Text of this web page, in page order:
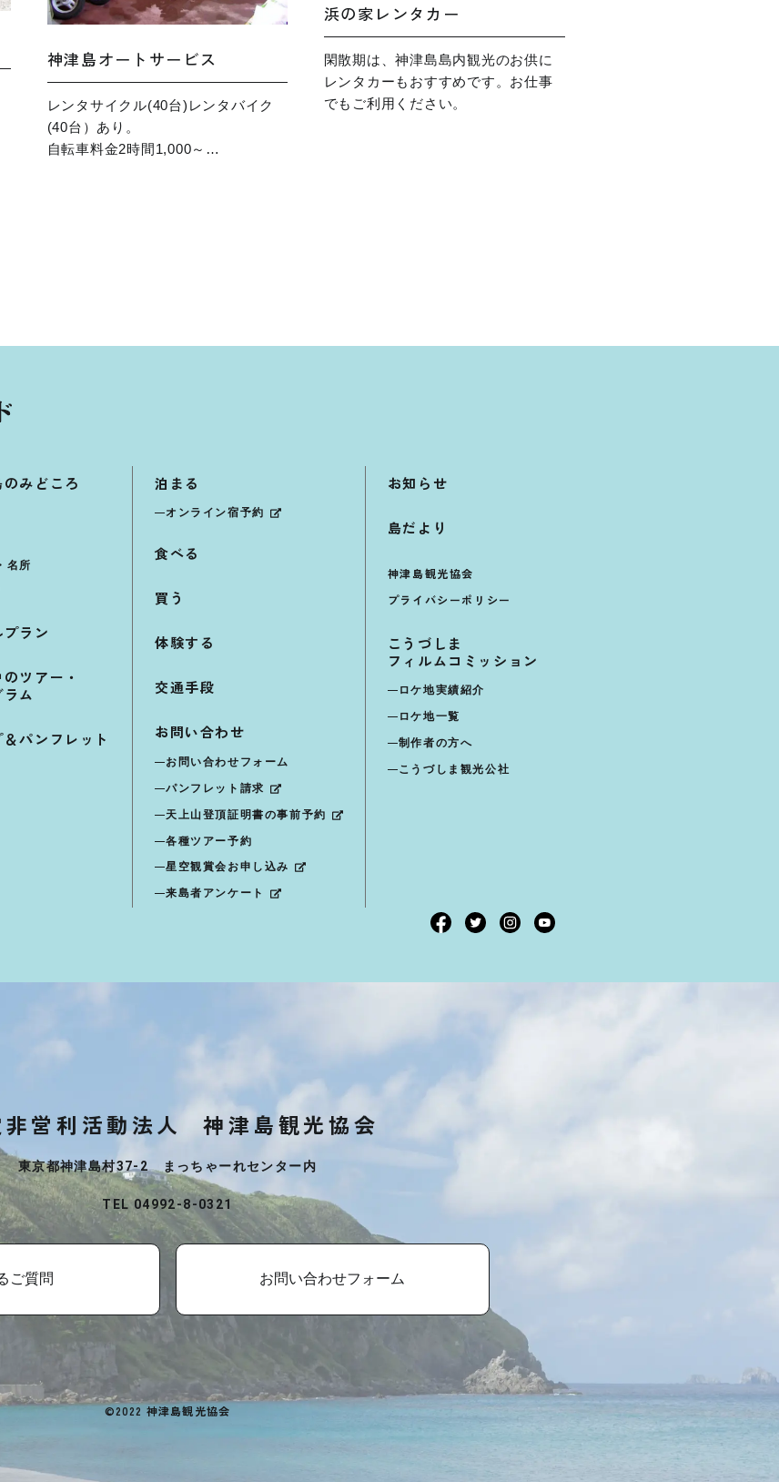
神津島オートサービス
レンタサイクル(40台)レンタバイク
(40台）あり。
自転車料金2時間1,000～…
浜の家レンタカー
閑散期は、神津島島内観光のお供に
レンタカーもおすすめです。お仕事
でもご利用ください。
みどころ
名所
ラン
ツアー・
ム
パンフレット
泊まる
オンライン宿予約
食べる
買う
体験する
交通手段
お問い合わせ
お問い合わせフォーム
パンフレット請求
天上山登頂証明書の事前予約
各種ツアー予約
星空観賞会お申し込み
来島者アンケート
お知らせ
島だより
神津島観光協会
プライバシーポリシー
こうづしま
フィルムコミッション
ロケ地実績紹介
ロケ地一覧
制作者の方へ
こうづしま観光公社
営利活動法人 神津島観光協会
東京都神津島村37-2 まっちゃーれセンター内
TEL 04992-8-0321
ご質問 お問い合わせフォーム
©2022 神津島観光協会